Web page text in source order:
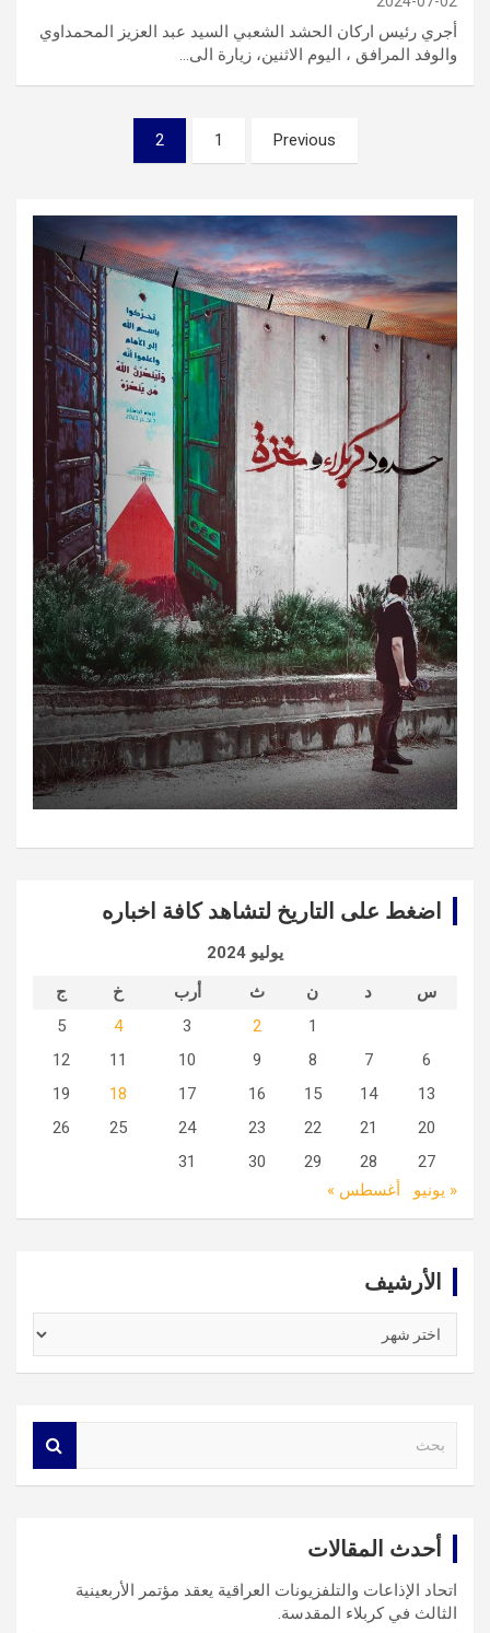
أجري رئيس اركان الحشد الشعبي السيد عبد العزيز المحمداوي
والوفد المرافق ، اليوم الاثنين، زيارة الى…
Previous
1
2
اضغط على التاريخ لتشاهد كافة اخباره
يوليو 2024
س
د ن ث أرب خ
ج
1
2
3
4
5
6
7
8
9
10
11
12
13
14
15
16
17
18
19
20
21
22
23
24
25
26
27
28
29
30
31
« يونيو
أغسطس »
الأرشيف
أحدث المقالات
اتحاد الإذاعات والتلفزيونات العراقية يعقد مؤتمر الأربعينية
الثالث في كربلاء المقدسة.